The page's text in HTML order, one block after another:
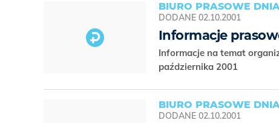
BIURO PRASOWE
DODANE 02.10.2001
Informacje
Informacje na temat
października 2001
BIURO PRASOWE
DODANE 02.10.2001